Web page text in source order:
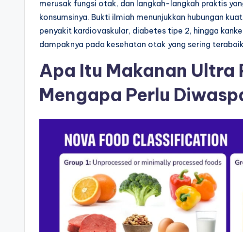
merusak fungsi otak, dan langkah-langkah praktis
konsumsinya. Bukti ilmiah menunjukkan hubungan
penyakit kardiovaskular, diabetes tipe 2, hingga
dampaknya pada kesehatan otak yang sering
Apa Itu Makanan Ultra
Mengapa Perlu